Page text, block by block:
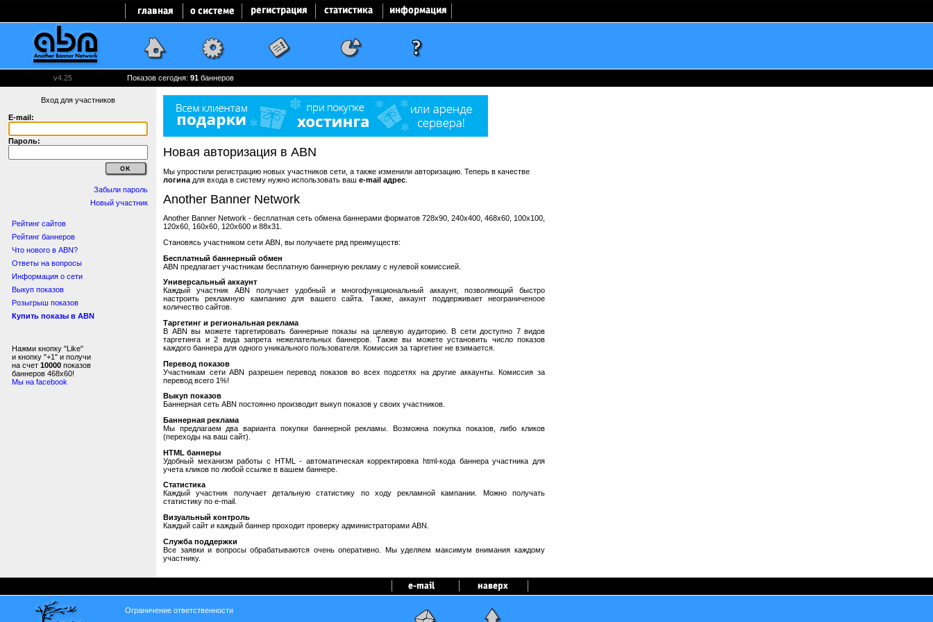
v4.25 Показов сегодня: 91 баннеров
Вход для участников
E-mail:
Пароль:
Забыли пароль
Новый участник
Рейтинг сайтов
Рейтинг баннеров
Что нового в ABN?
Ответы на вопросы
Информация о сети
Выкуп показов
Розыгрыш показов
Купить показы в ABN
Нажми кнопку "Like"
и кнопку "+1" и получи
на счет 10000 показов
баннеров 468x60!
Мы на facebook
Новая авторизация в ABN
Мы упростили регистрацию новых участников сети, а также изменили авторизацию. Теперь в качестве
логина для входа в систему нужно использовать ваш e-mail адрес
Another Banner Network
Another Banner Network - бесплатная сеть обмена баннерами форматов 728x90, 240x400, 468x60, 100x100,
120x60, 160x60, 120x600 и 88x31.
Становясь участником сети ABN, вы получаете ряд преимуществ:
Бесплатный баннерный обмен
ABN предлагает участникам бесплатную баннерную рекламу с нулевой комиссией.
Универсальный аккаунт
Каждый участник ABN получает удобный и многофункциональный аккаунт, позволяющий быстро
настроить рекламную кампанию для вашего сайта. Также, аккаунт поддерживает неограниченоое
количество сайтов.
Таргетинг и региональная реклама
В ABN вы можете таргетировать баннерные показы на целевую аудиторию. В сети доступно 7 видов
таргетинга и 2 вида запрета нежелательных баннеров. Также вы можете установить число показов
каждого баннера для одного уникального пользователя. Комиссия за таргетинг не взимается.
Перевод показов
Участникам сети ABN разрешен перевод показов во всех подсетях на другие аккаунты. Комиссия за
перевод всего 1%!
Выкуп показов
Баннерная сеть ABN постоянно производит выкуп показов у своих участников.
Баннерная реклама
Мы предлагаем два варианта покупки баннерной рекламы. Возможна покупка показов, либо кликов
(переходы на ваш сайт).
HTML баннеры
Удобный механизм работы с HTML - автоматическая корректировка html-кода баннера участника для
учета кликов по любой ссылке в вашем баннере.
Статистика
Каждый участник получает детальную статистику по ходу рекламной кампании. Можно получать
статистику по e-mail.
Визуальный контроль
Каждый сайт и каждый баннер проходит проверку администраторами ABN.
Служба поддержки
Все заявки и вопросы обрабатываются очень оперативно. Мы уделяем максимум внимания каждому
участнику.
Ограничение ответственности